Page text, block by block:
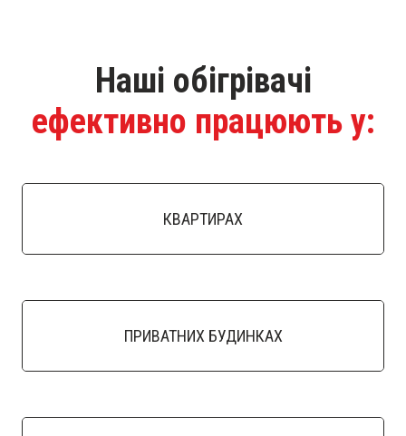
Наші обігрівачі
ефективно працюють у:
КВАРТИРАХ
ПРИВАТНИХ БУДИНКАХ